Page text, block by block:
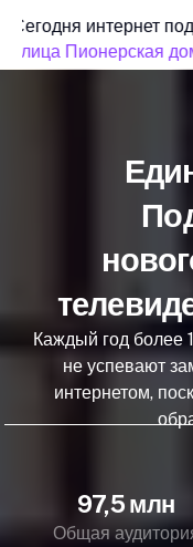
Сегодня интернет
улица Пионерская
Каждый год более
не успевают
интернетом,
97,5 млн
Общая